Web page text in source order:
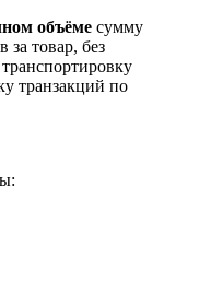
объёме сумму
за товар, без
транзакций по